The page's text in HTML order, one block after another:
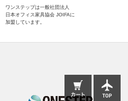
ワンステップは一般社団法人
日本オフィス家具協会 JOIFAに
加盟しています。